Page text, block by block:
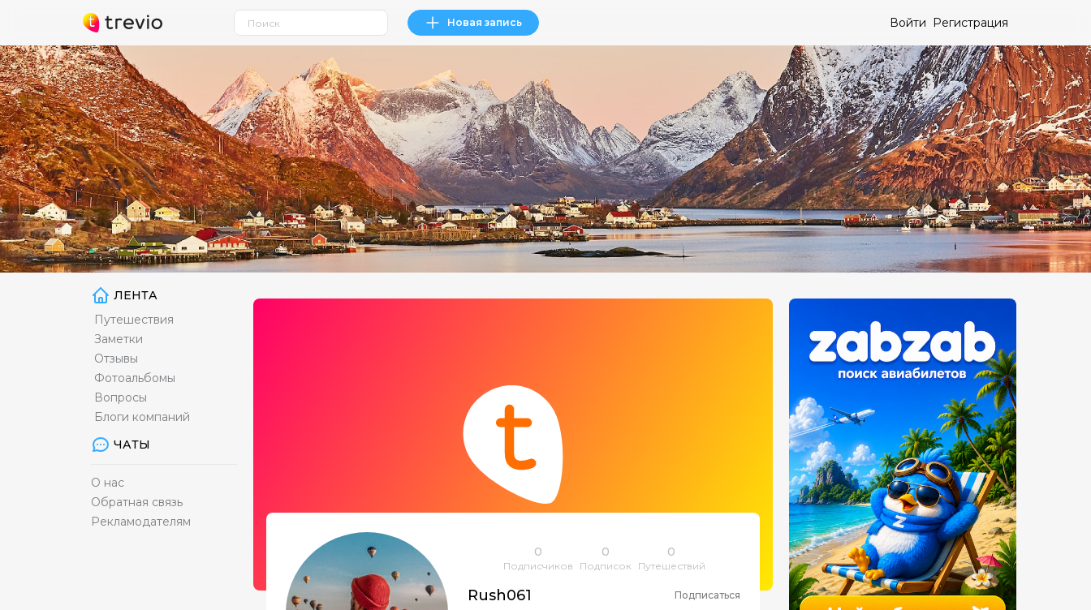
Новая запись Войти Регистрация
ЛЕНТА
Путешествия
Заметки
Отзывы
Фотоальбомы
Вопросы
Блоги компаний
ЧАТЫ
О нас
Обратная связь
Рекламодателям
0
Подписчиков
0
Подписок
0
Путешествий
Rush061
Подписаться